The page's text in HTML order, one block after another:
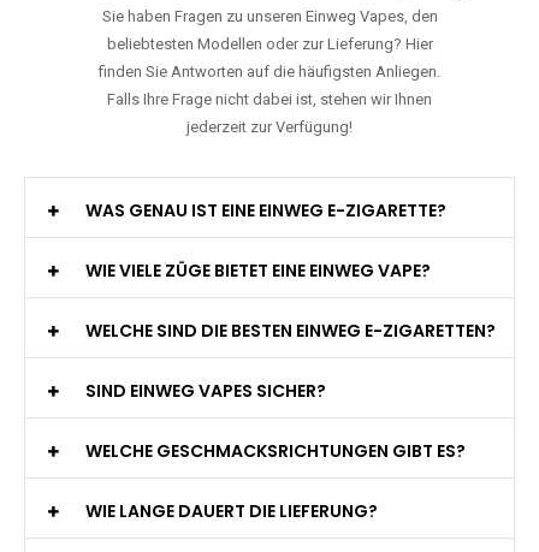
Sie haben Fragen zu unseren Einweg Vapes, den
beliebtesten Modellen oder zur Lieferung? Hier
finden Sie Antworten auf die häufigsten Anliegen.
Falls Ihre Frage nicht dabei ist, stehen wir Ihnen
jederzeit zur Verfügung!
WAS GENAU IST EINE EINWEG E-ZIGARETTE?
WIE VIELE ZÜGE BIETET EINE EINWEG VAPE?
WELCHE SIND DIE BESTEN EINWEG E-ZIGARETTEN?
SIND EINWEG VAPES SICHER?
WELCHE GESCHMACKSRICHTUNGEN GIBT ES?
WIE LANGE DAUERT DIE LIEFERUNG?